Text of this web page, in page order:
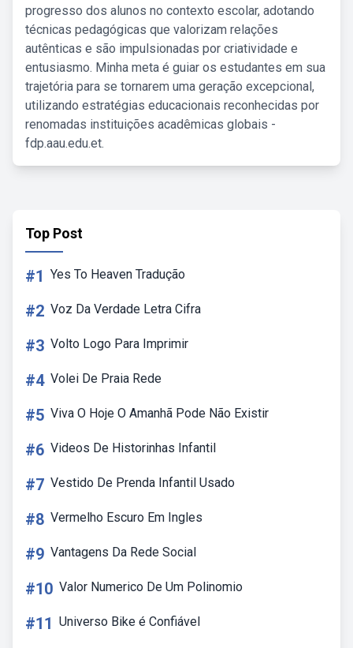
progresso dos alunos no contexto escolar, adotando
técnicas pedagógicas que valorizam relações
autênticas e são impulsionadas por criatividade e
entusiasmo. Minha meta é guiar os estudantes em sua
trajetória para se tornarem uma geração excepcional,
utilizando estratégias educacionais reconhecidas por
renomadas instituições acadêmicas globais -
fdp.aau.edu.et.
Top Post
#1 Yes To Heaven Tradução
#2 Voz Da Verdade Letra Cifra
#3 Volto Logo Para Imprimir
#4 Volei De Praia Rede
#5 Viva O Hoje O Amanhã Pode Não Existir
#6 Videos De Historinhas Infantil
#7 Vestido De Prenda Infantil Usado
#8 Vermelho Escuro Em Ingles
#9 Vantagens Da Rede Social
#10 Valor Numerico De Um Polinomio
#11 Universo Bike é Confiável